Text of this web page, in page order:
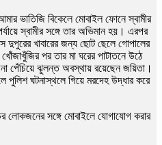
ভাতিজি বিকেলে মোবাইল ফোনে স্বামীর
স্বামীর সঙ্গে তার অভিমান হয়। এরপর
দুপুরের খাবারের জন্য ছোট ছেলে গোপালের
পর তার মা ঘরের পাটাতনে উঠে
পেঁচিয়ে ঝুলন্ত অবস্থায় রয়েছেন জয়িতা।
পুলিশ ঘটনাস্থলে গিয়ে মরদেহ উদ্ধার করে
লোকজনের সঙ্গে মোবাইলে যোগাযোগ করার